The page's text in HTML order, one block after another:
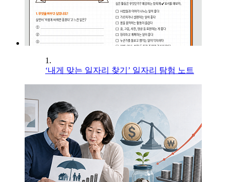
1.
‘내게 맞는 일자리 찾기’ 일자리 탐험 노트